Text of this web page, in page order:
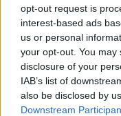
opt-out request is
interest-based ads
us or personal
your opt-out. You
disclosure of your
IAB’s list of
also be disclosed by
Downstream
Κι ενώ τα
αυξήσεις στους
ξένους και
επιχειρηματίες
πωςδεν